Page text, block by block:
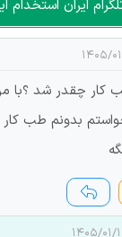
ایران استخدام
کار چقدر شد ؟با
بدونم طب